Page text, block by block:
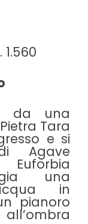
1.560
da una
Tara
e si
Agave
una
in
pianoro